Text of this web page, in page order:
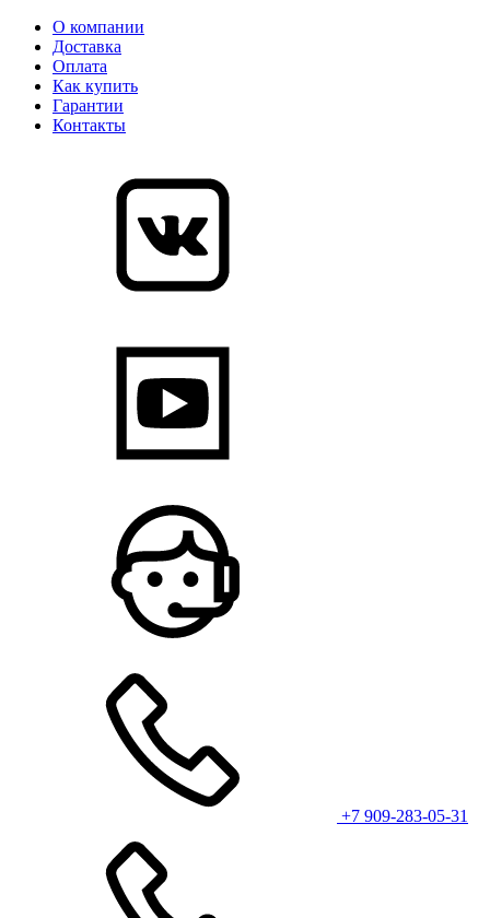
О компании
Доставка
Оплата
Как купить
Гарантии
Контакты
+7 909-283-05-31